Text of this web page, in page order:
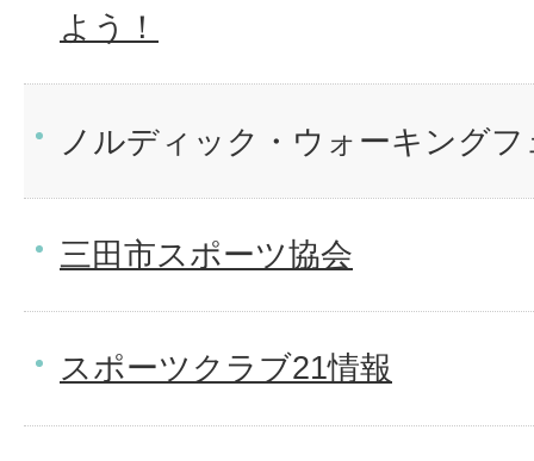
よう！
ノルディック・ウォーキング
三田市スポーツ協会
スポーツクラブ21情報